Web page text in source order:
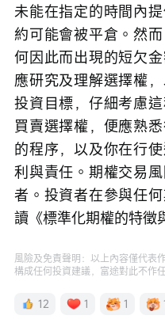
未能在指定的時間內
約可能會被平倉。然
何因此而出現的短欠
應研究及理解選擇權
投資目標，仔細考慮
買賣選擇權，便應熟
的程序，以及你在行
利與責任。期權交易
者。投資者在參與任
讀《標準化期權的特徵
風險及免責聲明：以上內容僅代表
構成任何投資建議，富途對此不作
12 1 1